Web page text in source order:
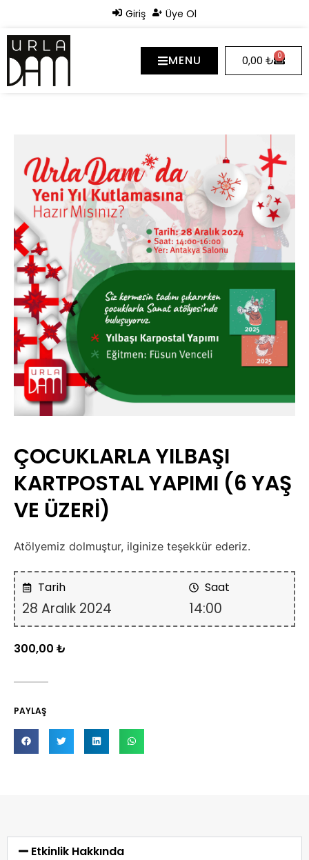
Giriş Üye Ol
MENU 0,00 ₺ 0
ÇOCUKLARLA YILBAŞI
KARTPOSTAL YAPIMI (6 YAŞ
VE ÜZERİ)
Atölyemiz dolmuştur, ilginize teşekkür ederiz.
Tarih
28 Aralık 2024
Saat
14:00
300,00 ₺
PAYLAŞ
Etkinlik Hakkında